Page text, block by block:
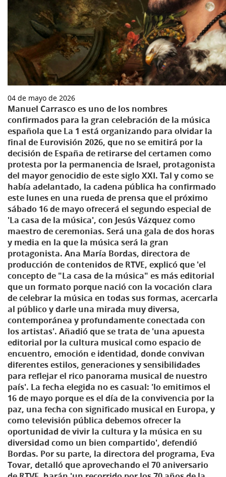
04 de mayo de 2026
Manuel Carrasco es uno de los nombres
confirmados para la gran celebración de la música
española que La 1 está organizando para olvidar la
final de Eurovisión 2026, que no se emitirá por la
decisión de España de retirarse del certamen como
protesta por la permanencia de Israel, protagonista
del mayor genocidio de este siglo XXI. Tal y como se
había adelantado, la cadena pública ha confirmado
este lunes en una rueda de prensa que el próximo
sábado 16 de mayo ofrecerá el segundo especial de
'La casa de la música', con Jesús Vázquez como
maestro de ceremonias. Será una gala de dos horas
y media en la que la música será la gran
protagonista. Ana María Bordas, directora de
producción de contenidos de RTVE, explicó que 'el
concepto de "La casa de la música" es más editorial
que un formato porque nació con la vocación clara
de celebrar la música en todas sus formas, acercarla
al público y darle una mirada muy diversa,
contemporánea y profundamente conectada con
los artistas'. Añadió que se trata de 'una apuesta
editorial por la cultura musical como espacio de
encuentro, emoción e identidad, donde convivan
diferentes estilos, generaciones y sensibilidades
para reflejar el rico panorama musical de nuestro
país'. La fecha elegida no es casual: 'lo emitimos el
16 de mayo porque es el día de la convivencia por la
paz, una fecha con significado musical en Europa, y
como televisión pública debemos ofrecer la
oportunidad de vivir la cultura y la música en su
diversidad como un bien compartido', defendió
Bordas. Por su parte, la directora del programa, Eva
Tovar, detalló que aprovechando el 70 aniversario